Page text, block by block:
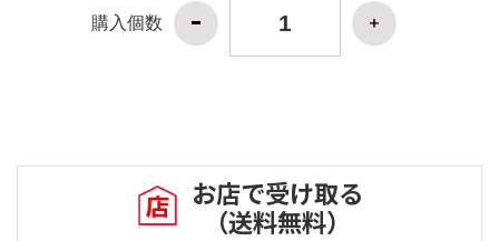
購入個数
お店で受け取る
（送料無料）